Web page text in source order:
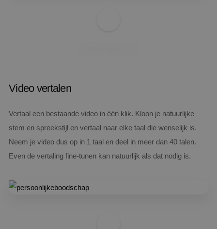
Video vertalen
Vertaal een bestaande video in één klik. Kloon je natuurlijke
stem en spreekstijl en vertaal naar elke taal die wenselijk is.
Neem je video dus op in 1 taal en deel in meer dan 40 talen.
Even de vertaling fine-tunen kan natuurlijk als dat nodig is.